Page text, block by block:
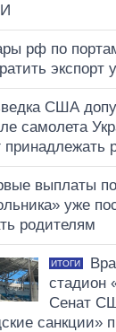
рф по
экспорт
США
самолета
принадлежать
выплаты
уже
родителям
ИТОГИ
стадион
Сенат
санкции»